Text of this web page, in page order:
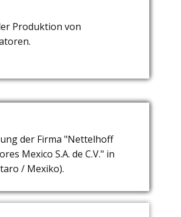
Herr
das Unternehmen.
von Kaffeemaschinen bis
Produktion von
Kommutatorherstellers in
(Thüringen).
der Leuchtenproduktion.
auf die Herstellung von
der Firma "Nettelhoff
Mexico S.A. de C.V." in
/ Mexiko).